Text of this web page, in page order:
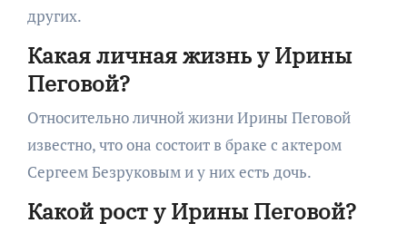
других.
Какая личная жизнь у Ирины
Пеговой?
Относительно личной жизни Ирины Пеговой
известно, что она состоит в браке с актером
Сергеем Безруковым и у них есть дочь.
Какой рост у Ирины Пеговой?